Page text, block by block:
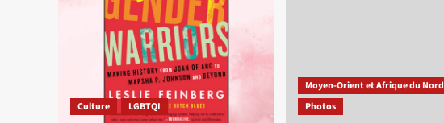
Culture LGBTQI
Moyen-Orient et Afrique du Nord
Photos